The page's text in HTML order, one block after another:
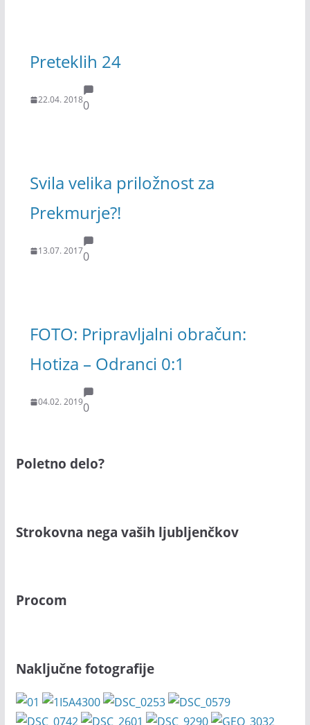
Preteklih 24
22.04. 20180
Svila velika priložnost za
Prekmurje?!
13.07. 20170
FOTO: Pripravljalni obračun:
Hotiza – Odranci 0:1
04.02. 20190
Poletno delo?
Strokovna nega vaših ljubljenčkov
Procom
Naključne fotografije